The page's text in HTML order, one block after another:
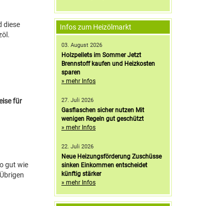
diese
für
gut wie
Infos zum Heizölmarkt
03. August 2026
Holzpellets im Sommer Jetzt
Brennstoff kaufen und Heizkosten
sparen
» mehr Infos
27. Juli 2026
Gasflaschen sicher nutzen Mit
wenigen Regeln gut geschützt
» mehr Infos
22. Juli 2026
Neue Heizungsförderung Zuschüsse
sinken Einkommen entscheidet
künftig stärker
» mehr Infos